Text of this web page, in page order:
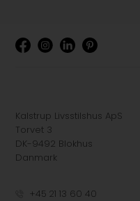
Kalstrup Livsstilshus ApS
Torvet 3
DK-9492 Blokhus
Danmark
+45 21 13 60 40